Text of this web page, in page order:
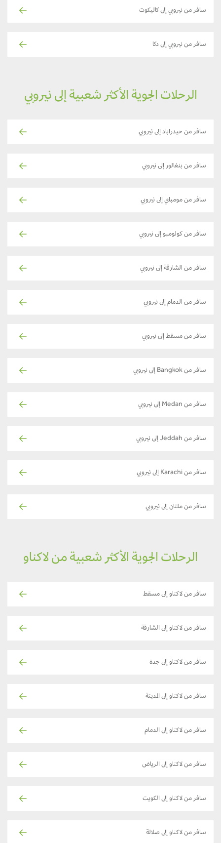
سافر من نيروبي إلى كاليكوت
سافر من نيروبي إلى دكا
الرحلات الجوية الأكثر شعبية إلى نيروبي
سافر من حيدراباد إلى نيروبي
سافر من بنغالور إلى نيروبي
سافر من مومباي إلى نيروبي
سافر من كولومبو إلى نيروبي
سافر من الشارقة إلى نيروبي
سافر من الدمام إلى نيروبي
سافر من مسقط إلى نيروبي
سافر من Bangkok إلى نيروبي
سافر من Medan إلى نيروبي
سافر من Jeddah إلى نيروبي
سافر من Karachi إلى نيروبي
سافر من ملتان إلى نيروبي
الرحلات الجوية الأكثر شعبية من لاكناو
سافر من لاكناو إلى مسقط
سافر من لاكناو إلى الشارقة
سافر من لاكناو إلى جدة
سافر من لاكناو إلى المدينة
سافر من لاكناو إلى الدمام
سافر من لاكناو إلى الرياض
سافر من لاكناو إلى الكويت
سافر من لاكناو إلى صلالة